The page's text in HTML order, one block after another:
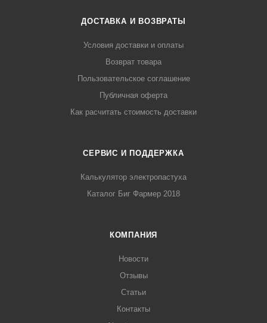
ДОСТАВКА И ВОЗВРАТЫ
Условия доставки и оплаты
Возврат товара
Пользовательское соглашение
Публичная оферта
Как расчитать стоимость доставки
СЕРВИС И ПОДДЕРЖКА
Калькулятор электропастуха
Каталог Биг Фармер 2018
КОМПАНИЯ
Новости
Отзывы
Статьи
Контакты